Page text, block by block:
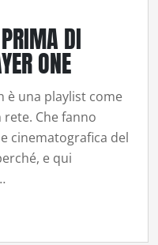
DI
ONE
è una playlist come
Che fanno
cinematografica del
e qui